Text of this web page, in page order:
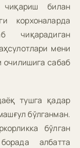
билан
корхоналарда
чиқарадиган
мени
очилишига сабаб
тушга қадар
бўлганман.
бўлган
албатта